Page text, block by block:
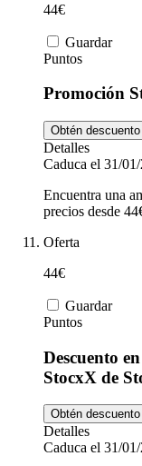
44€
Guardar
Puntos
Promoción
Obtén descuento
Detalles
Caduca el 31/
Encuentra una
precios desde
Oferta
44€
Guardar
Puntos
Descuento
StocxX de
Obtén descuento
Detalles
Caduca el 31/